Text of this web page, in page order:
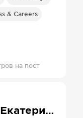
& Careers
на пост
Подслушано Екатеринбург